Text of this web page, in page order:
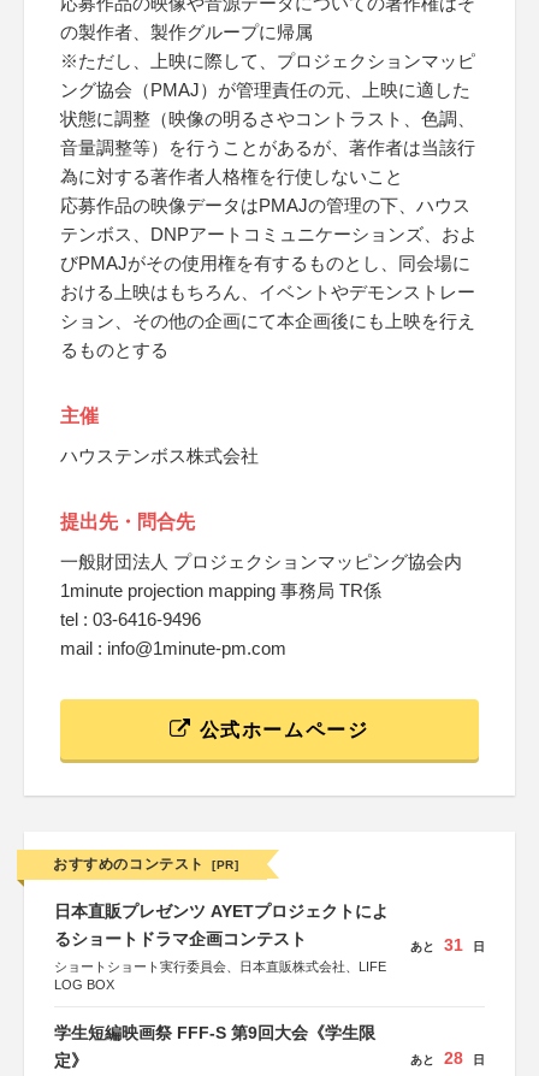
の製作者、製作グループに帰属
※ただし、上映に際して、プロジェクションマッピ
ング協会（PMAJ）が管理責任の元、上映に適した
状態に調整（映像の明るさやコントラスト、色調、
音量調整等）を行うことがあるが、著作者は当該行
為に対する著作者人格権を行使しないこと
応募作品の映像データはPMAJの管理の下、ハウス
テンボス、DNPアートコミュニケーションズ、およ
びPMAJがその使用権を有するものとし、同会場に
おける上映はもちろん、イベントやデモンストレー
ション、その他の企画にて本企画後にも上映を行え
るものとする
主催
ハウステンボス株式会社
提出先・問合先
一般財団法人 プロジェクションマッピング協会内
1minute projection mapping 事務局 TR係
tel : 03-6416-9496
mail : info@1minute-pm.com
公式ホームページ
おすすめのコンテスト [PR]
日本直販プレゼンツ AYETプロジェクトによ
るショートドラマ企画コンテスト
ショートショート実行委員会、日本直販株式会社、LIFE
LOG BOX
あと 31 日
学生短編映画祭 FFF-S 第9回大会《学生限
定》
あと 28 日